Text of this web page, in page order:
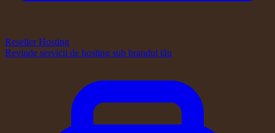
Reseller Hosting
Revinde servicii de hosting sub brandul tău